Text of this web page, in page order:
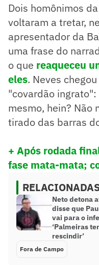
Dois homônimos da
voltaram a tretar,
apresentador da
uma frase do
o que reaqueceu
eles. Neves
"covardão
mesmo, hein? Não
tirado das barras
+ Após rodada
fase mata-mata;
Neto detona
disse que
vai para o
‘Palmeiras
rescindir’
Fora de Campo